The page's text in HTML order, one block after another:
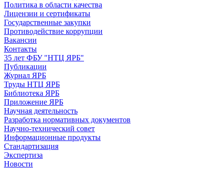
Политика в области качества
Лицензии и сертификаты
Государственные закупки
Противодействие коррупции
Вакансии
Контакты
35 лет ФБУ "НТЦ ЯРБ"
Публикации
Журнал ЯРБ
Труды НТЦ ЯРБ
Библиотека ЯРБ
Приложение ЯРБ
Научная деятельность
Разработка нормативных документов
Научно-технический совет
Информационные продукты
Стандартизация
Экспертиза
Новости